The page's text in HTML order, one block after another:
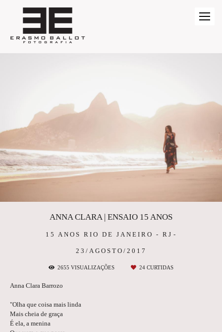
15 ANOS RIO DE JANEIRO - RJ
23/AGOSTO/2017
ANNA CLARA | ENSAIO 15 ANOS
2655 VISUALIZAÇÕES 24 CURTIDAS
Anna Clara Barrozo
"Olha que coisa mais linda
Mais cheia de graça
É ela, a menina